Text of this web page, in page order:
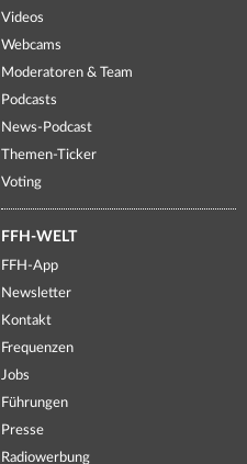
Videos
Webcams
Moderatoren & Team
Podcasts
News-Podcast
Themen-Ticker
Voting
FFH-WELT
FFH-App
Newsletter
Kontakt
Frequenzen
Jobs
Führungen
Presse
Radiowerbung